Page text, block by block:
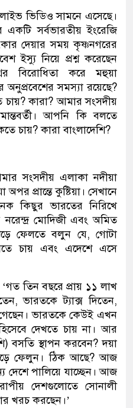
ভিডিও সামনে এসেছে।
একটি সর্বভারতীয় ইংরেজি
দেয়ার সময় কৃষ্ণনগরের
ইস্যু নিয়ে প্রশ্ন করেছেন
বিরোধিতা করে মহুয়া
অনুপ্রবেশের সমস্যা রয়েছে?
কারা? আমার সংসদীয়
আপনি কি বলতে
চায়? কারা বাংলাদেশি?
সংসদীয় এলাকা নদীয়া
প্রান্তে কুষ্টিয়া। সেখানে
কিছুর ভারতের নিরিখে
মোদিজী এবং অমিত
ফেলতে বলুন যে, গোটা
চায় এবং এদেশে এসে
তিন বছরে প্রায় ১১ লাখ
ভারতকে ট্যাক্স দিতেন,
ভারতকে কেউই এখন
দেখতে চায় না। আর
বসতি স্থাপন করবেন? দয়া
ফেলুন। ঠিক আছে? আজ
দেশে পালিয়ে যাচ্ছেন। আজ
দেশগুলোতে সোনালী
খরচ করছেন।’